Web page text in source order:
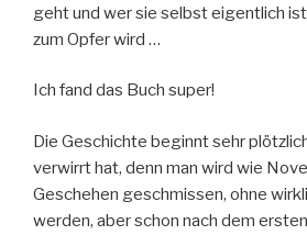
geht und wer sie selbst eigentlich
zum Opfer wird …
Ich fand das Buch super!
Die Geschichte beginnt sehr
verwirrt hat, denn man wird wie
Geschehen geschmissen, ohne
werden, aber schon nach dem